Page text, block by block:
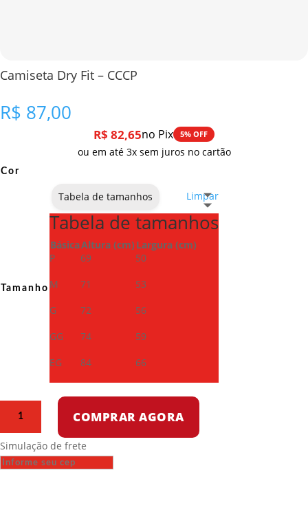
Camiseta Dry Fit – CCCP
R$ 87,00
R$ 82,65no Pix 5% OFF
ou em até 3x sem juros no cartão
Cor
Tamanho
Limpar
Tabela de tamanhos
Tabela de tamanhos
BásicaAltura (cm) Largura (cm)
P
69
50
M
71
53
G
72
56
GG
74
59
EG
84 66
-
CCCP
COMPRAR AGORA
Simulação de frete